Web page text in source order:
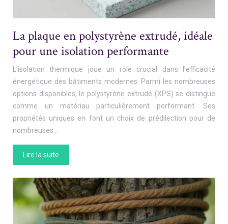
La plaque en polystyrène extrudé, idéale
pour une isolation performante
L’isolation thermique joue un rôle crucial dans l’efficacité
énergétique des bâtiments modernes. Parmi les nombreuses
options disponibles, le polystyrène extrudé (XPS) se distingue
comme un matériau particulièrement performant. Ses
propriétés uniques en font un choix de prédilection pour de
nombreuses…
Lire la suite